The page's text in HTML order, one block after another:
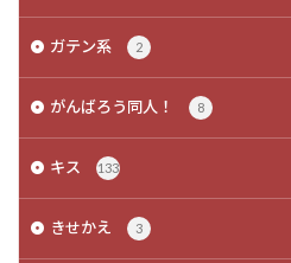
ガテン系 2
がんばろう同人！ 8
キス 133
きせかえ 3